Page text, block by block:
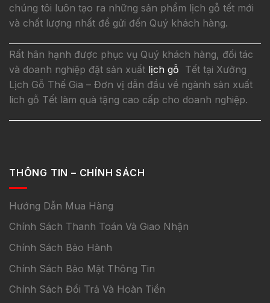
chúng tôi luôn tạo ra những sản phẩm lịch gỗ tết mới
và chất lượng nhất để gửi đến Quý khách hàng.
Rất hân hạnh được phục vụ Quý khách hàng, đối tác
và doanh nghiệp đặt sản xuất lịch gỗ Tết tại Xưởng
Lịch Gỗ Thế Gia – Đơn vị dẫn đầu về ngành sản xuất
lich gỗ Tết làm quà tặng cao cấp cho doanh nghiệp.
THÔNG TIN – CHÍNH SÁCH
Hướng Dẫn Mua Hàng
Chính Sách Thanh Toán Và Giao Nhận
Chính Sách Bảo Hành
Chính Sách Bảo Mật Thông Tin
Chính Sách Đổi Trả Và Hoàn Tiền